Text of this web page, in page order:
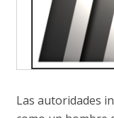
Las autoridades